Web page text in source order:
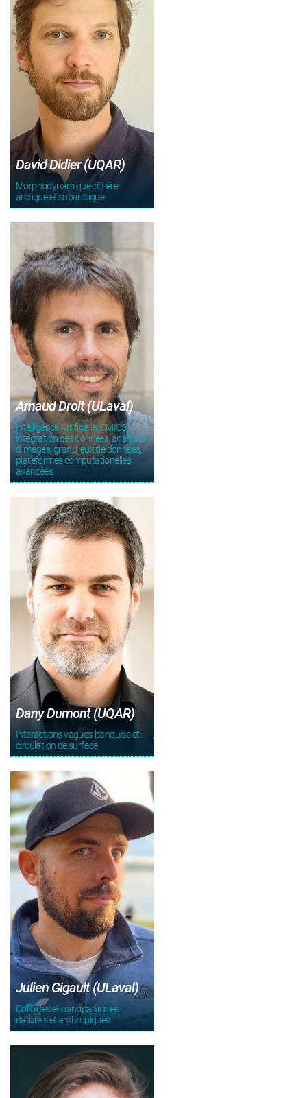
David Didier (UQAR)
Morphodynamique côtière
arctique et subarctique
Arnaud Droit (ULaval)
Intelligence Artificielle, OMICS,
intégration des données, analyses
d'images, grand jeux de données,
plateformes computationelles
avancées
Dany Dumont (UQAR)
Interactions vagues-banquise et
circulation de surface
Julien Gigault (ULaval)
Colloïdes et nanoparticules
naturels et anthropiques